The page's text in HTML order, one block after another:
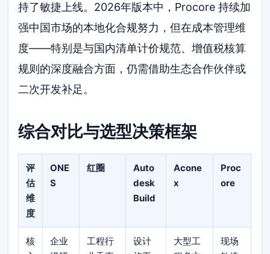
持了敏捷上线。2026年版本中，Procore 持续加
强中国市场的本地化合规努力，但在成本管理维
度——特别是与国内清单计价规范、增值税核算
规则的深度融合方面，仍需借助生态合作伙伴或
二次开发补足。
综合对比与选型决策框架
评
估
维
度
ONE
S
红圈
Auto
desk
Build
Acone
x
Proc
ore
核
企业
工程行
设计
大型工
现场